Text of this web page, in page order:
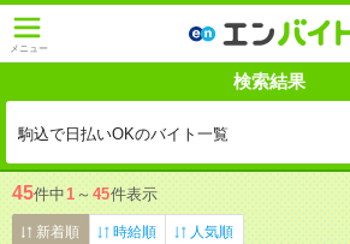
メニュー
検索結果
駒込で日払いOKのバイト一覧
45件中1 ～ 45件表示
新着順 時給順 人気順